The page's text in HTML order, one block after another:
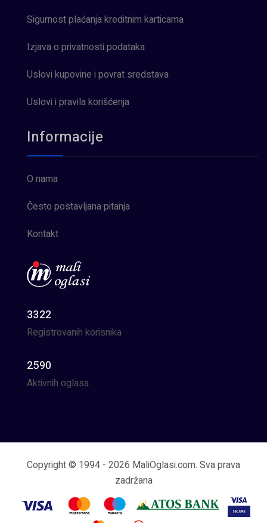
Sigurnost plaćanja kreditnim karticama
Izjava o privatnosti podataka
Uslovi kupovine i povrat sredstava
Uslovi i pravila korišćenja
Informacije
O nama
Često postavljana pitanja
Kontakt
3322
Registrovanih korisnika
2590
Aktivnih oglasa
Copyright © 1994 - 2026 MaliOglasi.com. Sva prava
zadržana